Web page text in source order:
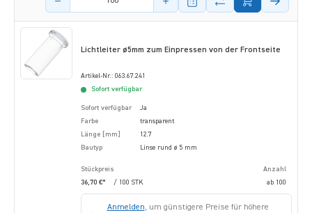
Lichtleiter ø5mm zum Einpressen von der Frontseite
Artikel-Nr.: 063.67.241
Sofort verfügbar
Sofort verfügbar
Ja
Farbe
transparent
Länge [mm]
12.7
Bautyp
Linse rund ø 5 mm
Stückpreis
Anzahl
36,70 €*
/ 100 STK ab 100
Anmelden, um günstigere Preise für höhere